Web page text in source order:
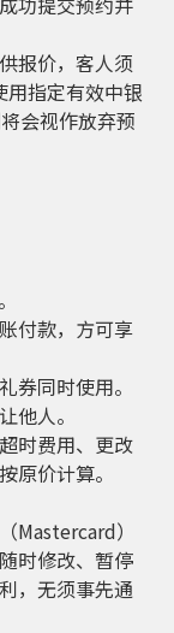
报价，客人须
用指定有效中银
会视作放弃预
付款，方可享
券同时使用。
他人。
时费用、更改
原价计算。
Mastercard）
时修改、暂停
，无须事先通